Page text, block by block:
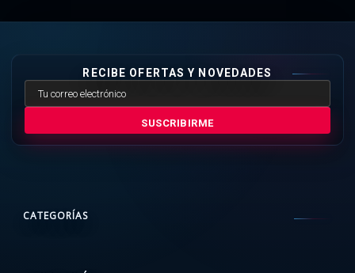
RECIBE OFERTAS Y NOVEDADES
SUSCRIBIRME
CATEGORÍAS